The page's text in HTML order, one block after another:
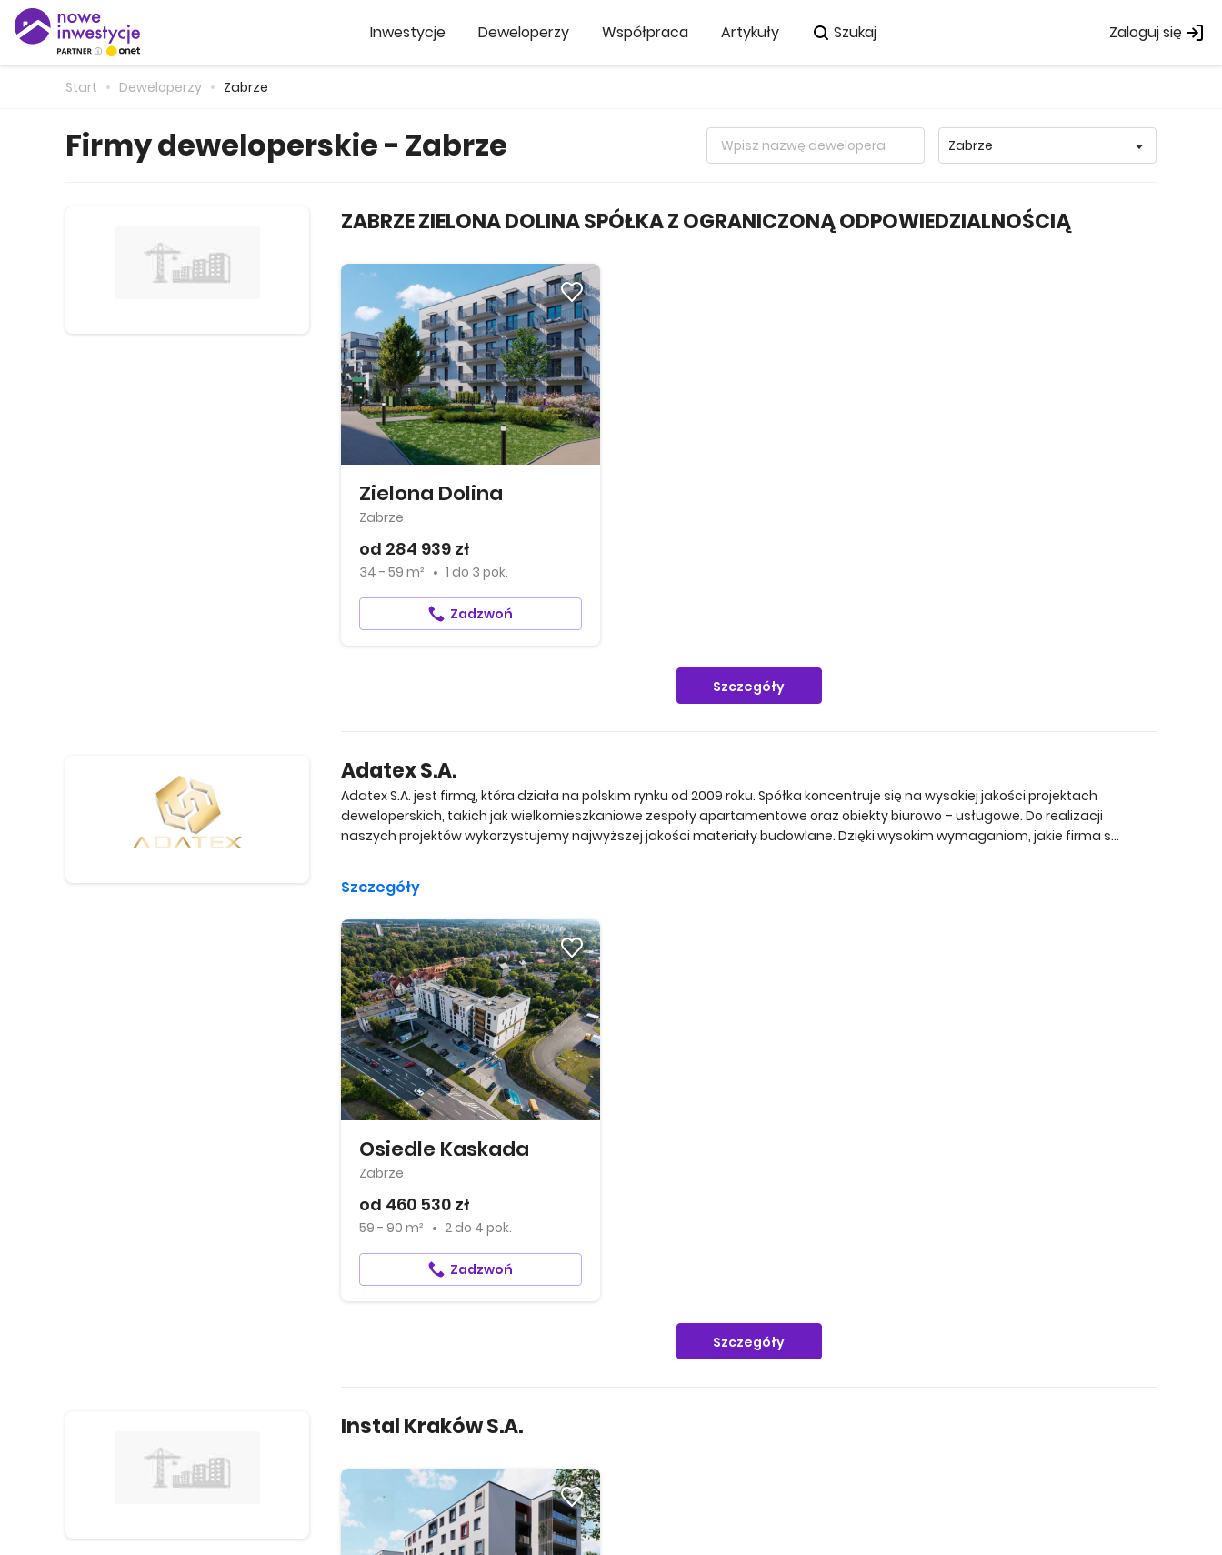
Inwestycje Deweloperzy Współpraca Artykuły Szukaj Zaloguj się
Start Deweloperzy Zabrze
Firmy deweloperskie - Zabrze
ZABRZE ZIELONA DOLINA SPÓŁKA Z OGRANICZONĄ ODPOWIEDZIALNOŚCIĄ
Zielona Dolina
Zabrze
od 284 939 zł
34 - 59 m² 1 do 3 pok.
Zadzwoń
Szczegóły
Adatex S.A.
Adatex S.A. jest firmą, która działa na polskim rynku od 2009 roku. Spółka koncentruje się na wysokiej jakości projektach
deweloperskich, takich jak wielkomieszkaniowe zespoły apartamentowe oraz obiekty biurowo – usługowe. Do realizacji
naszych projektów wykorzystujemy najwyższej jakości materiały budowlane. Dzięki wysokim wymaganiom, jakie firma s...
Szczegóły
Osiedle Kaskada
Zabrze
od 460 530 zł
59 - 90 m² 2 do 4 pok.
Zadzwoń
Szczegóły
Instal Kraków S.A.